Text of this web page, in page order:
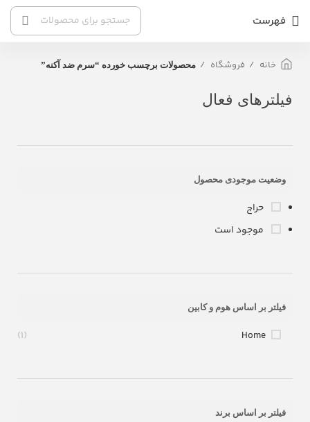
فهرست
خانه فروشگاه محصولات برچسب خورده “سرم ضد آکنه”
فیلترهای فعال
وضعیت موجودی محصول
حراج
موجود است
فیلتر بر اساس هوم و کابین
Home
(1)
فیلتر بر اساس برند